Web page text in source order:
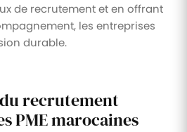
de recrutement et en offrant
les entreprises
durable.
recrutement
PME marocaines